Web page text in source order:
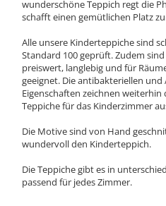
wunderschöne Teppich regt die
schafft einen gemütlichen Platz
Alle unsere Kinderteppiche sind
Standard 100 geprüft. Zudem
preiswert, langlebig und für
geeignet. Die antibakteriellen
Eigenschaften zeichnen
Teppiche für das Kinderzimmer
Die Motive sind von Hand
wundervoll den Kinderteppich.
Die Teppiche gibt es in
passend für jedes Zimmer.